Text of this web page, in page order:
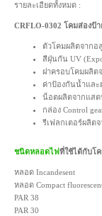
รายละเอียดทั้งหมด :
CRFLO-0302 โคมส่องป้
ตัวโคมผลิตจากอ
สีฝุ่นกัน UV
ฝาครอบโคมผลิต
ค่าป้องกันน้ำและ
น็อตผลิตจากแสต
กล่อง Control
รีเฟลกเตอร์ผลิต
ชนิดหลอดไฟที่ใช้ได้กับโ
หลอด
หลอด Compact
PAR 38 หลอด
PAR 30 หลอด